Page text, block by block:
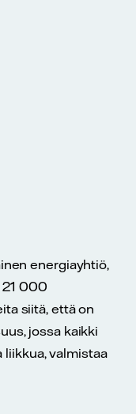
energiayhtiö,
21 000
siitä, että on
jossa kaikki
valmistaa